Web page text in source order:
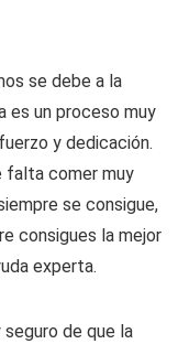
se debe a la
es un proceso muy
y dedicación.
falta comer muy
se consigue,
consigues la mejor
experta.
de que la